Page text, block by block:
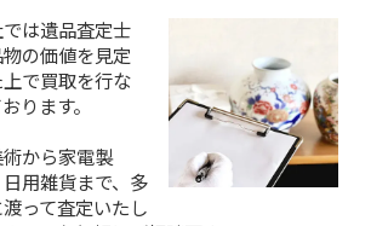
は遺品査定士
の価値を見定
で買取を行な
ります。
から家電製
用雑貨まで、多
って査定いたし